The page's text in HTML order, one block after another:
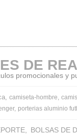
DE
promocionales y
camiseta-hombre
porterias aluminio
BOLSAS DE